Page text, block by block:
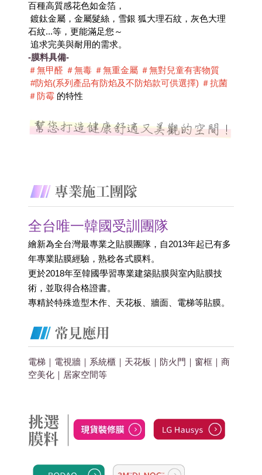
百種高質感花色如金箔，
石紋...等，更能滿足您～
追求完美與耐用的需求。
-膜料具備-
＃無甲醛 ＃無毒 ＃無重金屬 ＃無對兒童有害物質
＃防霉 的特性
全台唯一韓國受訓團隊
繪新為全台灣最專業之貼膜團隊，自2013年起已有多
年專業貼膜經驗，熟稔各式膜料。
更於2018年至韓國學習專業建築貼膜與室內貼膜技
術，並取得合格證書。
專精於特殊造型木作、天花板、牆面、電梯等貼膜。
電梯｜電視牆｜系統櫃｜天花板｜防火門｜窗框｜商
空美化 ｜居家空間等